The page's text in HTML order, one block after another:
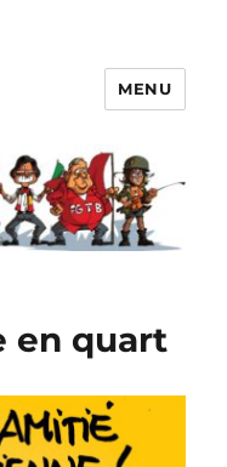
MENU
en quart